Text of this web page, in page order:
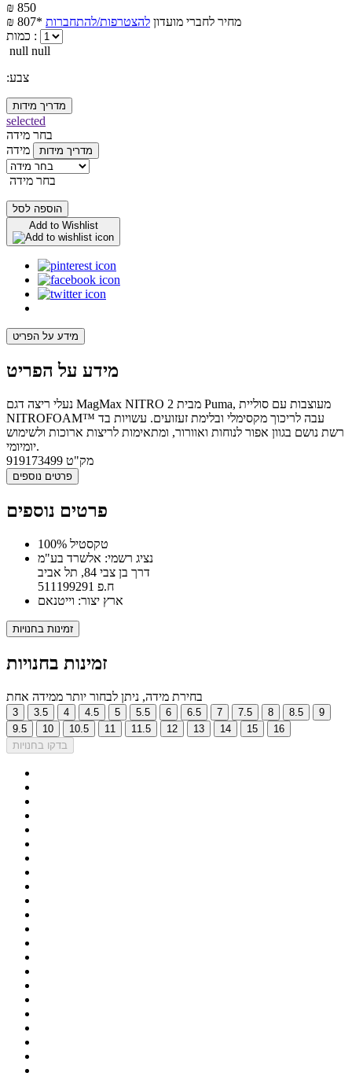
₪ 850
₪ 807*
מחיר לחברי מועדון להצטרפות/להתחברות
כמות :
null null
:צבע
מדריך מידות
selected
בחר מידה
מידה
מדריך מידות
בחר מידה
הוספה לסל
Add to Wishlist
מידע על הפריט
מידע על הפריט
נעלי ריצה דגם MagMax NITRO 2 מבית Puma, מעוצבות עם סוליית
NITROFOAM™ עבה לריכוך מקסימלי ובלימת זעזועים. עשויות בד
רשת נושם בגוון אפור לנוחות ואוורור, ומתאימות לריצות ארוכות ולשימוש
יומיומי.
מק"ט 919173499
פרטים נוספים
פרטים נוספים
100% טקסטיל
נציג רשמי: אלשרד בע"מ
דרך בן צבי 84, תל אביב
ח.פ 511199291
ארץ יצור: וייטנאם
זמינות בחנויות
זמינות בחנויות
בחירת מידה, ניתן לבחור יותר ממידה אחת
3 3.5 4 4.5 5 5.5 6 6.5 7 7.5 8 8.5
9
9.5
10 10.5 11 11.5 12 13 14 15
16
בדקו בחנויות